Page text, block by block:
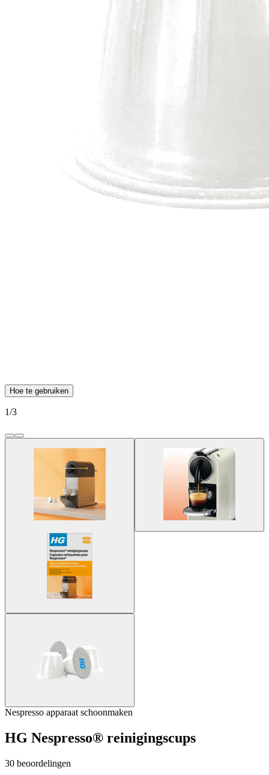
Hoe te gebruiken
1/3
Nespresso apparaat schoonmaken
HG Nespresso® reinigingscups
30 beoordelingen